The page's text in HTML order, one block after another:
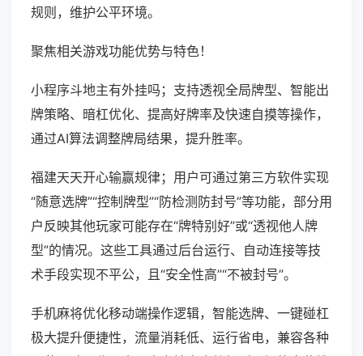
规则，维护公平环境。
聚焦相关游戏功能优势与特色！
小程序斗地主有外挂吗；支持透视全局牌型、智能出
牌策略、暗杠优化、提高好牌率及快速自摸等操作，
通过AI算法调整牌局结果，提升胜率。
福建天天开心输赢规律；用户可通过第三方软件实现
“随意选牌”“控制牌型”“防检测防封号”等功能，部分用
户反映其他玩家可能存在“牌特别好”或“透视他人牌
型”的情况。这些工具通过后台运行、自动连接等技
术手段实现不平公，且“安全性高”“不被封号”。
手机麻将优化移动端操作逻辑，智能选牌、一键碰杠
极大提升便捷性，流量消耗低、运行省电，兼容各种